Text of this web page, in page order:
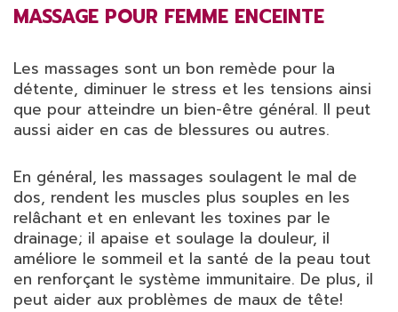
MASSAGE POUR FEMME ENCEINTE
Les massages sont un bon remède pour la
détente, diminuer le stress et les tensions ainsi
que pour atteindre un bien-être général. Il peut
aussi aider en cas de blessures ou autres.
En général, les massages soulagent le mal de
dos, rendent les muscles plus souples en les
relâchant et en enlevant les toxines par le
drainage; il apaise et soulage la douleur, il
améliore le sommeil et la santé de la peau tout
en renforçant le système immunitaire. De plus, il
peut aider aux problèmes de maux de tête!